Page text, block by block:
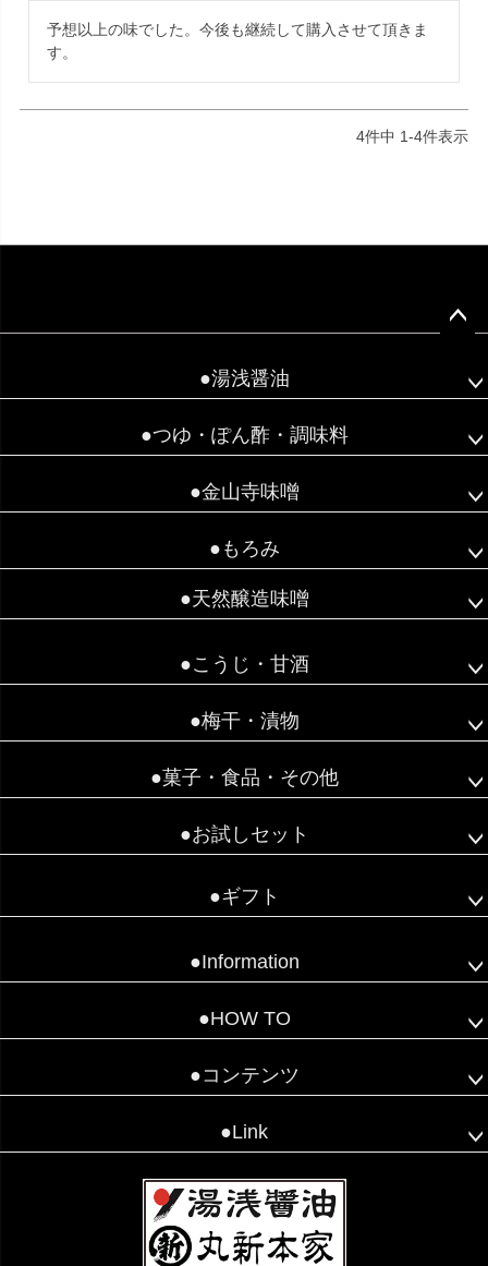
予想以上の味でした。今後も継続して購入させて頂きま
す。
4件中 1-4件表示
●湯浅醤油
●つゆ・ぽん酢・調味料
●金山寺味噌
●もろみ
●天然醸造味噌
●こうじ・甘酒
●梅干・漬物
●菓子・食品・その他
●お試しセット
●ギフト
●Information
●HOW TO
●コンテンツ
●Link